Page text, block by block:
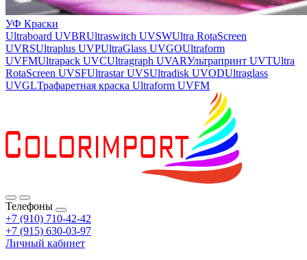
УФ Краски
Ultraboard UVBRUltraswitch UVSWUltra RotaScreen
UVRSUltraplus UVPUltraGlass UVGOUltraform
UVFMUltrapack UVCUltragraph UVARУльтрапринт UVTUltra
RotaScreen UVSFUltrastar UVSUltradisk UVODUltraglass
UVGLТрафаретная краска Ultraform UVFM
Телефоны
+7 (910) 710-42-42
+7 (915) 630-03-97
Личный кабинет